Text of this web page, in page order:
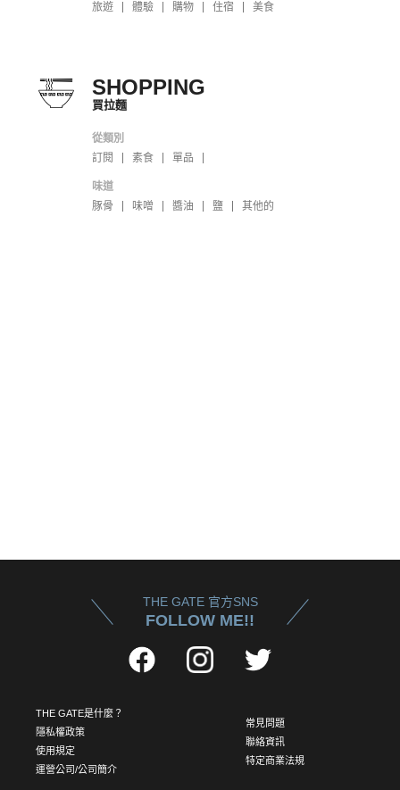
旅遊
體驗 購物 住宿 美食
SHOPPING
買拉麵
從類別
訂閱
素食 單品
味道
豚骨
味噌 醬油 鹽 其他的
THE GATE 官方SNS
FOLLOW ME!!
THE GATE是什麼？
隱私權政策
使用規定
運營公司/公司簡介
常見問題
聯絡資訊
特定商業法規